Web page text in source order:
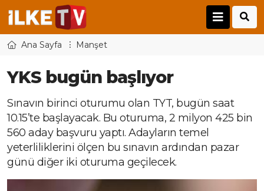
Ana Sayfa Manşet
YKS bugün başlıyor
Sınavın birinci oturumu olan TYT, bugün saat
10.15’te başlayacak. Bu oturuma, 2 milyon 425 bin
560 aday başvuru yaptı. Adayların temel
yeterliliklerini ölçen bu sınavın ardından pazar
günü diğer iki oturuma geçilecek.